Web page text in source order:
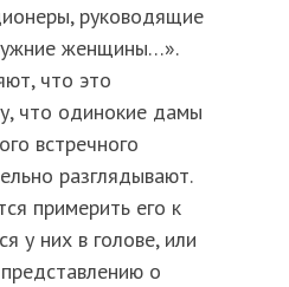
руководящие
женщины…».
что это
что одинокие дамы
встречного
разглядывают.
примерить его к
у них в голове, или
о